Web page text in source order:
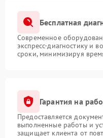
Бесплатная
Современное
экспресс-диагностику и
сроки, минимизируя
Гарантия на
Предоставляется
выполненные работы и
защищает клиента от